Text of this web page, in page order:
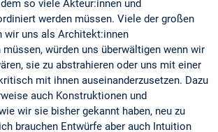
so viele Akteur:innen und
werden müssen. Viele der großen
wir uns als Architekt:innen
würden uns überwältigen wenn wir
sie zu abstrahieren oder uns mit einer
mit ihnen auseinanderzusetzen. Dazu
auch Konstruktionen und
wir sie bisher gekannt haben, neu zu
brauchen Entwürfe aber auch Intuition